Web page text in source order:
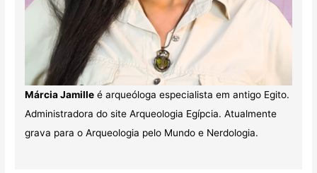
Márcia Jamilleé arqueóloga especialista em antigo Egito.
Administradora do site Arqueologia Egípcia. Atualmente
grava para o Arqueologia pelo Mundo e Nerdologia.